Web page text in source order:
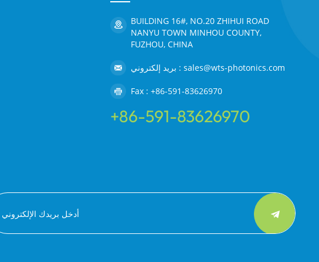
BUILDING 16#, NO.20 ZHIHUI ROAD
NANYU TOWN MINHOU COUNTY,
FUZHOU, CHINA
بريد إلكتروني : sales@wts-photonics.com
Fax : +86-591-83626970
+86-591-83626970